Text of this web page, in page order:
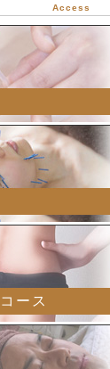
Access
ース